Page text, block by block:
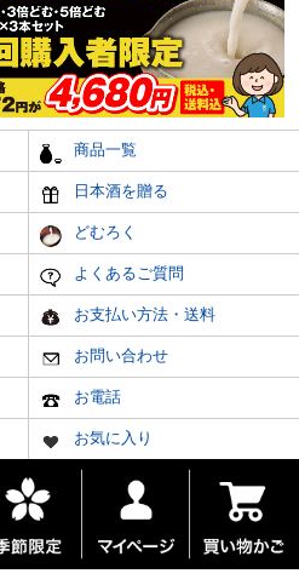
商品一覧
日本酒を贈る
どむろく
よくあるご質問
お支払い方法・送料
お問い合わせ
お電話
お気に入り